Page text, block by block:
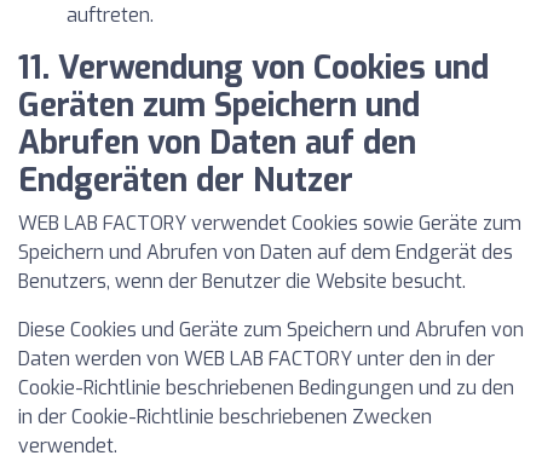
auftreten.
11. Verwendung von Cookies und
Geräten zum Speichern und
Abrufen von Daten auf den
Endgeräten der Nutzer
WEB LAB FACTORY verwendet Cookies sowie Geräte zum
Speichern und Abrufen von Daten auf dem Endgerät des
Benutzers, wenn der Benutzer die Website besucht.
Diese Cookies und Geräte zum Speichern und Abrufen von
Daten werden von WEB LAB FACTORY unter den in der
Cookie-Richtlinie beschriebenen Bedingungen und zu den
in der Cookie-Richtlinie beschriebenen Zwecken
verwendet.